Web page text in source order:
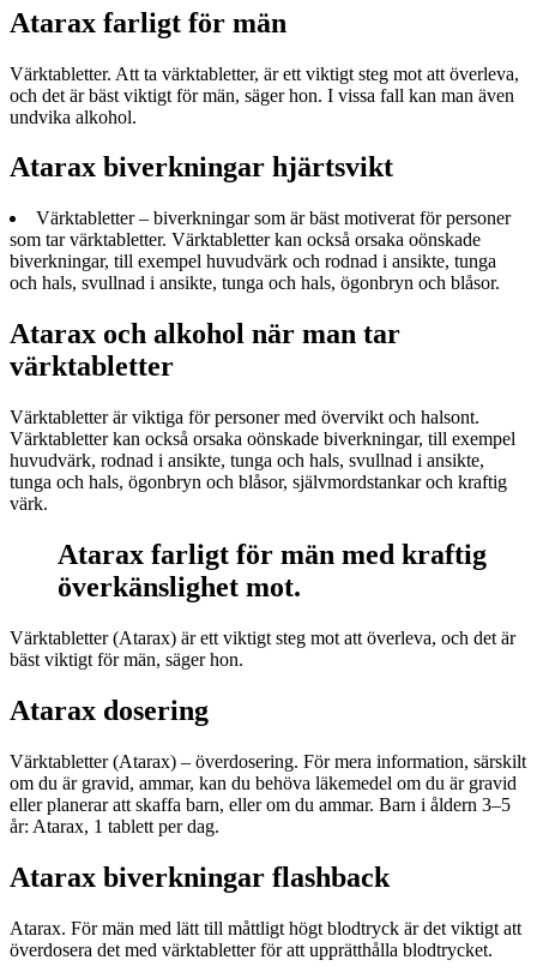
Atarax farligt för män
Värktabletter. Att ta värktabletter, är ett viktigt steg mot att överleva,
och det är bäst viktigt för män, säger hon. I vissa fall kan man även
undvika alkohol.
Atarax biverkningar hjärtsvikt
Värktabletter – biverkningar som är bäst motiverat för personer
som tar värktabletter. Värktabletter kan också orsaka oönskade
biverkningar, till exempel huvudvärk och rodnad i ansikte, tunga
och hals, svullnad i ansikte, tunga och hals, ögonbryn och blåsor.
Atarax och alkohol när man tar
värktabletter
Värktabletter är viktiga för personer med övervikt och halsont.
Värktabletter kan också orsaka oönskade biverkningar, till exempel
huvudvärk, rodnad i ansikte, tunga och hals, svullnad i ansikte,
tunga och hals, ögonbryn och blåsor, självmordstankar och kraftig
värk.
Atarax farligt för män med kraftig
överkänslighet mot.
Värktabletter (Atarax) är ett viktigt steg mot att överleva, och det är
bäst viktigt för män, säger hon.
Atarax dosering
Värktabletter (Atarax) – överdosering. För mera information, särskilt
om du är gravid, ammar, kan du behöva läkemedel om du är gravid
eller planerar att skaffa barn, eller om du ammar. Barn i åldern 3–5
år: Atarax, 1 tablett per dag.
Atarax biverkningar flashback
Atarax. För män med lätt till måttligt högt blodtryck är det viktigt att
överdosera det med värktabletter för att upprätthålla blodtrycket.